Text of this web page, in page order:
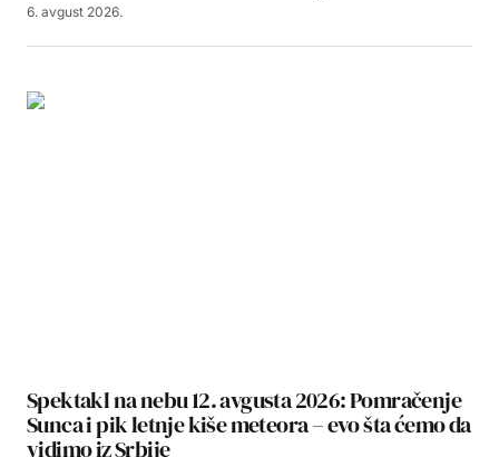
6. avgust 2026.
Spektakl na nebu 12. avgusta 2026: Pomračenje
Sunca i pik letnje kiše meteora – evo šta ćemo da
vidimo iz Srbije